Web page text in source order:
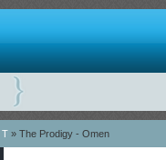
T » The Prodigy - Omen